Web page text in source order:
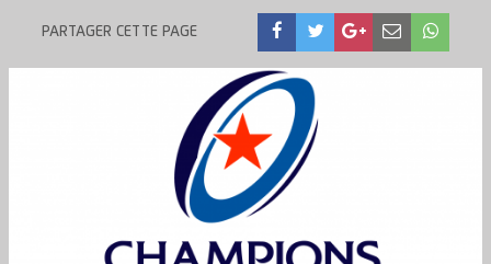
PARTAGER CETTE PAGE